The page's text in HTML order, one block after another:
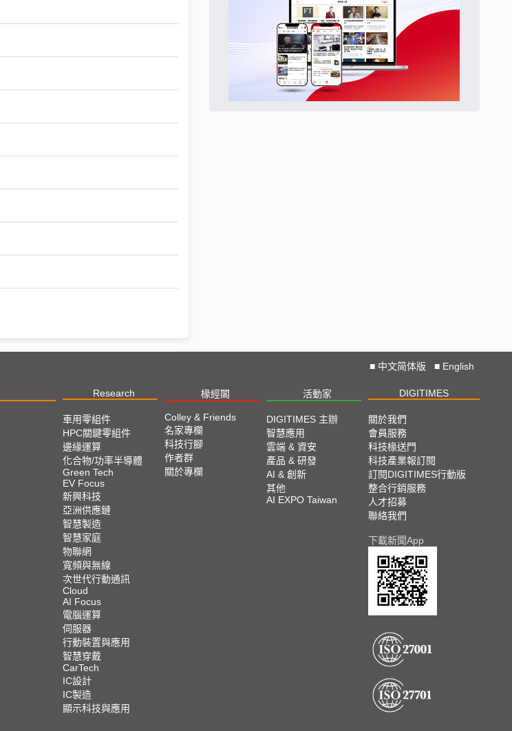
■ 中文简体版 ■ English
Research 椽經閣 活動家 DIGITIMES
車用零組件
HPC關鍵零組件
邊緣運算
化合物/功率半導體
Green Tech
EV Focus
新興科技
亞洲供應鏈
智慧製造
智慧家庭
物聯網
寬頻與無線
次世代行動通訊
Cloud
AI Focus
電腦運算
伺服器
行動裝置與應用
智慧穿戴
CarTech
IC設計
IC製造
顯示科技與應用
Colley & Friends
名家專欄
科技行腳
作者群
關於專欄
DIGITIMES 主辦
智慧應用
雲端 & 資安
產品 & 研發
AI & 創新
其他
AI EXPO Taiwan
關於我們
會員服務
科技椽送門
科技產業報訂閱
訂閱DIGITIMES行動版
整合行銷服務
人才招募
聯絡我們
下載新聞App